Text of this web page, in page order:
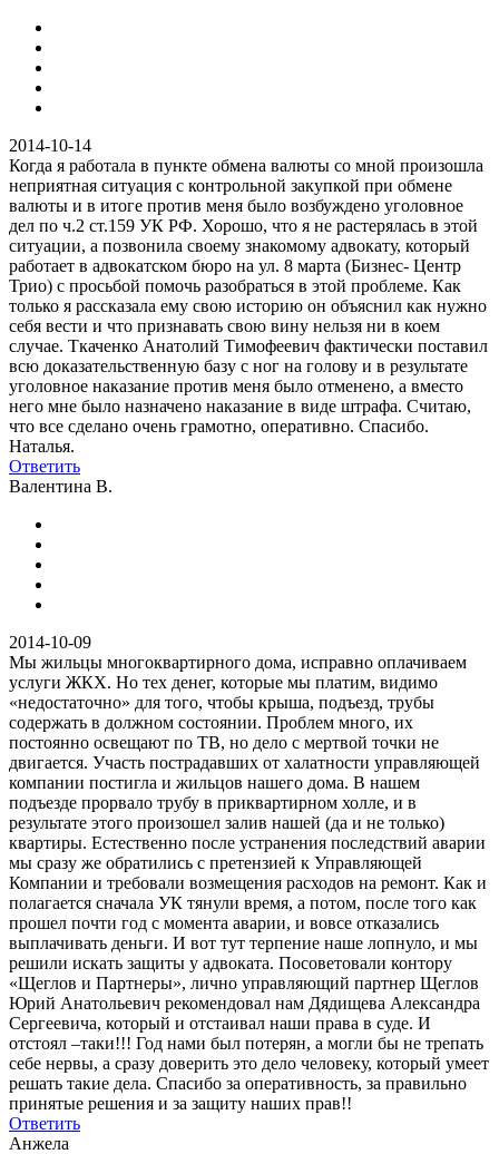
2014-10-14
Когда я работала в пункте обмена валюты со мной произошла
неприятная ситуация с контрольной закупкой при обмене
валюты и в итоге против меня было возбуждено уголовное
дел по ч.2 ст.159 УК РФ. Хорошо, что я не растерялась в этой
ситуации, а позвонила своему знакомому адвокату, который
работает в адвокатском бюро на ул. 8 марта (Бизнес- Центр
Трио) с просьбой помочь разобраться в этой проблеме. Как
только я рассказала ему свою историю он объяснил как нужно
себя вести и что признавать свою вину нельзя ни в коем
случае. Ткаченко Анатолий Тимофеевич фактически поставил
всю доказательственную базу с ног на голову и в результате
уголовное наказание против меня было отменено, а вместо
него мне было назначено наказание в виде штрафа. Считаю,
что все сделано очень грамотно, оперативно. Спасибо.
Наталья.
Ответить
Валентина В.
2014-10-09
Мы жильцы многоквартирного дома, исправно оплачиваем
услуги ЖКХ. Но тех денег, которые мы платим, видимо
«недостаточно» для того, чтобы крыша, подъезд, трубы
содержать в должном состоянии. Проблем много, их
постоянно освещают по ТВ, но дело с мертвой точки не
двигается. Участь пострадавших от халатности управляющей
компании постигла и жильцов нашего дома. В нашем
подъезде прорвало трубу в приквартирном холле, и в
результате этого произошел залив нашей (да и не только)
квартиры. Естественно после устранения последствий аварии
мы сразу же обратились с претензией к Управляющей
Компании и требовали возмещения расходов на ремонт. Как и
полагается сначала УК тянули время, а потом, после того как
прошел почти год с момента аварии, и вовсе отказались
выплачивать деньги. И вот тут терпение наше лопнуло, и мы
решили искать защиты у адвоката. Посоветовали контору
«Щеглов и Партнеры», лично управляющий партнер Щеглов
Юрий Анатольевич рекомендовал нам Дядищева Александра
Сергеевича, который и отстаивал наши права в суде. И
отстоял –таки!!! Год нами был потерян, а могли бы не трепать
себе нервы, а сразу доверить это дело человеку, который умеет
решать такие дела. Спасибо за оперативность, за правильно
принятые решения и за защиту наших прав!!
Ответить
Анжела